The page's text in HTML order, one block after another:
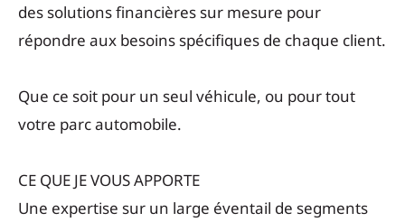
des solutions financières sur mesure pour
répondre aux besoins spécifiques de chaque client.
Que ce soit pour un seul véhicule, ou pour tout
votre parc automobile.
CE QUE JE VOUS APPORTE
Une expertise sur un large éventail de segments